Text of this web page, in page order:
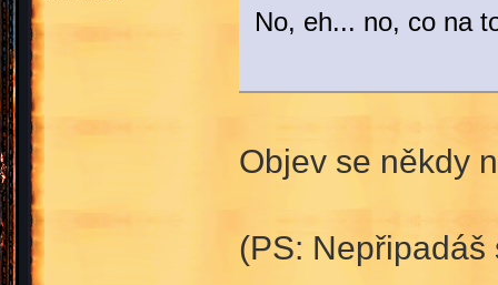
No, eh... no, co na
Objev se někdy
(PS: